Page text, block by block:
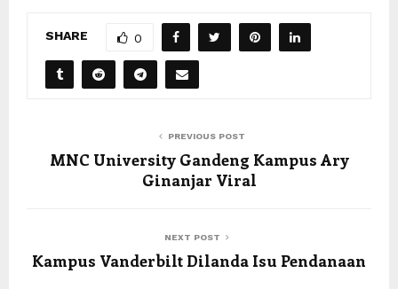
SHARE 0
PREVIOUS POST
MNC University Gandeng Kampus Ary
Ginanjar Viral
NEXT POST
Kampus Vanderbilt Dilanda Isu Pendanaan